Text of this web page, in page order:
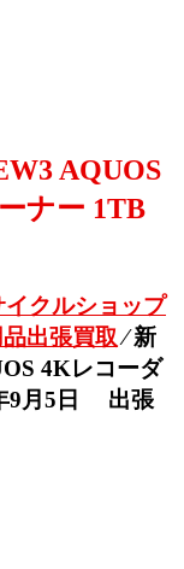
AQUOS
ナー 1TB
クルショップ
出張買取⁄新
4Kレコーダ
9月5日 出張